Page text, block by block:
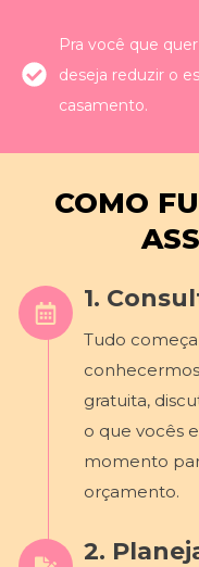
Pra você que
deseja reduzir o
casamento.
COMO
1.
Tudo
gratuita,
o que vocês
momento
orçamento.
2.